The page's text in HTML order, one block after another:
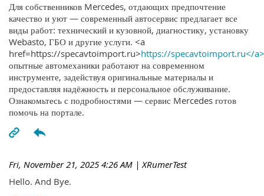
Для собственников Mercedes, отдающих предпочтение
качество и уют — современный автосервис предлагает все
виды работ: технический и кузовной, диагностику, установку
Webasto, ГБО и другие услуги. <a
href=https://specavtoimport.ru>https://specavtoimport.ru</a>
опытные автомеханики работают на современном
инструменте, задействуя оригинальные материалы и
предоставляя надёжность и персональное обслуживание.
Ознакомьтесь с подробностями — сервис Mercedes готов
помочь на портале.
Fri, November 21, 2025 4:26 AM | XRumerTest
Hello. And Bye.